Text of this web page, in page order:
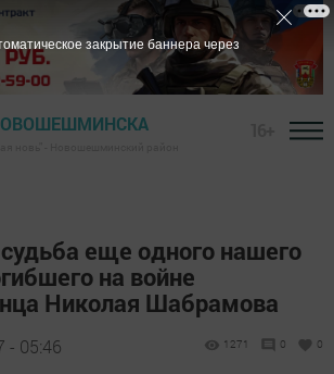
еще одного нашего
на войне
Николая Шабрамова
- 05:46 1271 0 0
закрытие баннера через